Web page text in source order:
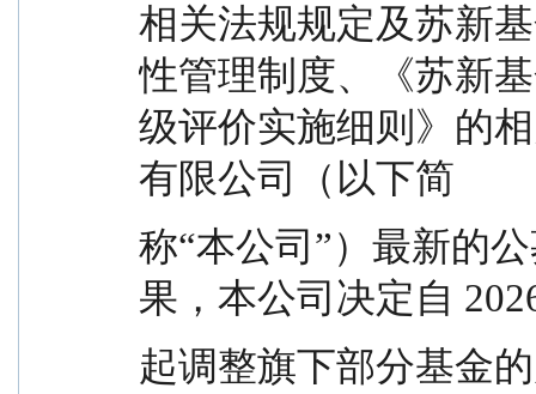
相关法规规定及苏新
性管理制度、《苏新
级评价实施细则》的
有限公司（以下简
称“本公司”）最新的
果，本公司决定自
起调整旗下部分基金